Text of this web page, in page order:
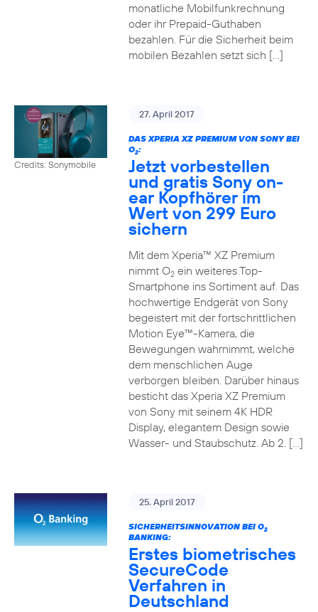
monatliche Mobilfunkrechnung
oder ihr Prepaid-Guthaben
bezahlen. Für die Sicherheit beim
mobilen Bezahlen setzt sich […]
Credits: Sonymobile
27. April 2017
DAS XPERIA XZ PREMIUM VON SONY BEI
O2:
Jetzt vorbestellen
und gratis Sony on-
ear Kopfhörer im
Wert von 299 Euro
sichern
Mit dem Xperia™ XZ Premium
nimmt O2ein weiteres Top-
Smartphone ins Sortiment auf. Das
hochwertige Endgerät von Sony
begeistert mit der fortschrittlichen
Motion Eye™-Kamera, die
Bewegungen wahrnimmt, welche
dem menschlichen Auge
verborgen bleiben. Darüber hinaus
besticht das Xperia XZ Premium
von Sony mit seinem 4K HDR
Display, elegantem Design sowie
Wasser- und Staubschutz. Ab 2. […]
25. April 2017
SICHERHEITSINNOVATION BEI O2
BANKING:
Erstes biometrisches
SecureCode
Verfahren in
Deutschland